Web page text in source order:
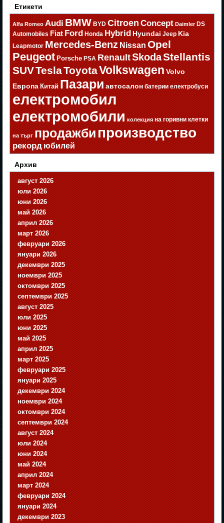
Етикети
Alfa Romeo Audi BMW BYD Citroen Concept Daimler DS
Automobiles Fiat Ford Honda Hybrid Hyundai Jeep Kia
Leapmotor Mercedes-Benz Nissan Opel
Peugeot Porsche PSA RenaultSkodaStellantis
SUVTeslaToyotaVolkswagen Volvo
Европа Китай Пазари автосалон батерии електробуси
електромобил
електромобили колекция на горивни клетки
на търг продажбипроизводство
рекорд юбилей
Архив
август 2026
юли 2026
юни 2026
май 2026
април 2026
март 2026
февруари 2026
януари 2026
декември 2025
ноември 2025
октомври 2025
септември 2025
август 2025
юли 2025
юни 2025
май 2025
април 2025
март 2025
февруари 2025
януари 2025
декември 2024
ноември 2024
октомври 2024
септември 2024
август 2024
юли 2024
юни 2024
май 2024
април 2024
март 2024
февруари 2024
януари 2024
декември 2023